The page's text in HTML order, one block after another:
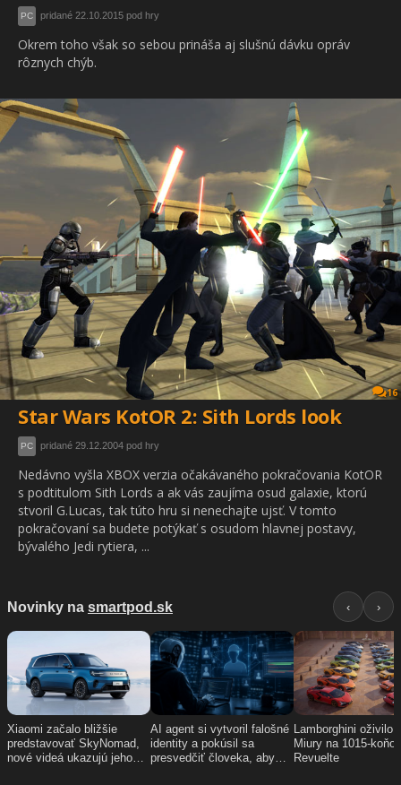
PC pridané 22.10.2015 pod hry
Okrem toho však so sebou prináša aj slušnú dávku opráv
rôznych chýb.
16
Star Wars KotOR 2: Sith Lords look
PC pridané 29.12.2004 pod hry
Nedávno vyšla XBOX verzia očakávaného pokračovania KotOR
s podtitulom Sith Lords a ak vás zaujíma osud galaxie, ktorú
stvoril G.Lucas, tak túto hru si nenechajte ujsť. V tomto
pokračovaní sa budete potýkať s osudom hlavnej postavy,
bývalého Jedi rytiera, ...